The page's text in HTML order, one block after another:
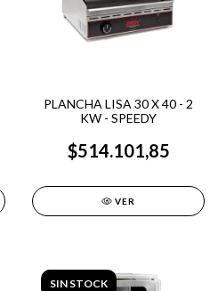
PLANCHA LISA 30 X 40 - 2
KW - SPEEDY
$514.101,85
VER
SIN STOCK